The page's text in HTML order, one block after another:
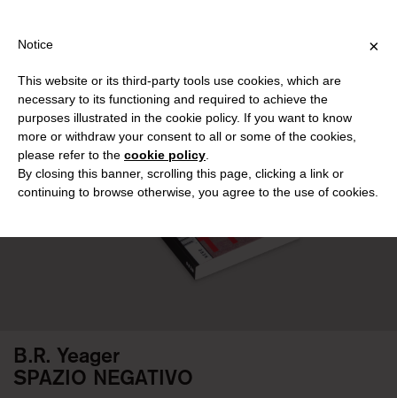
?
PUBLICATIONS
B.R. Yeager
SPAZIO NEGATIVO
×
Notice
This website or its third-party tools use cookies, which are
necessary to its functioning and required to achieve the
purposes illustrated in the cookie policy. If you want to know
more or withdraw your consent to all or some of the cookies,
please refer to the cookie policy
By closing this banner, scrolling this page, clicking a link or
continuing to browse otherwise, you agree to the use of cookies.